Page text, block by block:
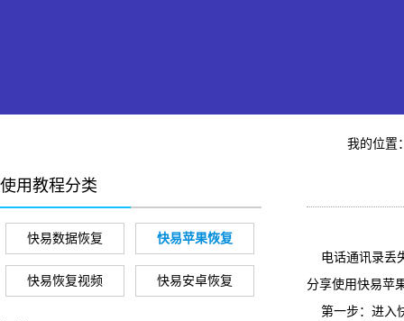
我的位置
使用教程分类
快易数据恢复 快易苹果恢复
快易恢复视频 快易安卓恢复
电话通讯录丢
分享使用快易苹
第一步：进入